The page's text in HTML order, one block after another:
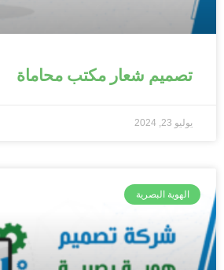
تصميم شعار مكتب محاماة
يوليو 23, 2024
الهوية البصرية